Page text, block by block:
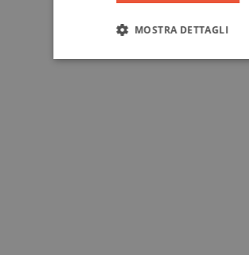
MOSTRA DETTAGLI